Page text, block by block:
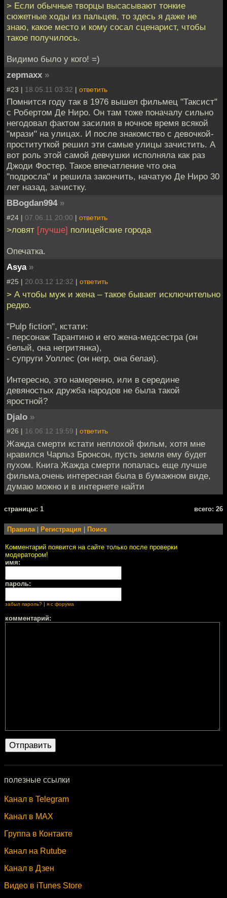
> Если обычные творцы высасывают тонкие
сюжетные ходы из пальцев, то здесь я даже не
знаю, какое место и кому сосал сценарист, чтобы
такое получилось.
Видимо было у кого! =)
zepmaxx »
#23 | 18.05.11 03:32 | ответить
Помнится году так в 1976 вышел фильмец "Таксист"
с Робертом Де Ниро. Он там тоже поначалу сильно
негодовал фактом засилия в ночное время всякой
"мрази" на улицах. И после знакомство с девочкой-
проституткой решил эти самые улицы зачистить. А
вот роль этой самой девчушки исполняла как раз
Джоди Фостер. Такое впечатление что она
"подросла" и решила закончить, начатую Де Ниро 30
лет назад, зачистку.
BBogdan994 »
#24 | 07.06.11 20:00 | ответить
>ловят [лучше] полицейские города
Опечатка.
Asya »
#25 | 20.03.12 12:32 | ответить
> А чтобы муж и жена – такое бывает исключительно
редко.
"Pulp fiction", кстати:
- персонаж Тарантино и его жена-медсестра (он
белый, она негритянка),
- супруги Уоллес (он негр, она белая).
Интересно, это намеренно, или в середине
девяностых дружба народов не была такой
яростной?
Djalo »
#26 | 16.06.12 19:59 | ответить
Жажда смерти кстати неплохой фильм, хотя мне
нравился Чарльз Бронсон, пусть земля ему будет
пухом. Книга Жажда смерти попалась еще лучше
фильма,очень интересная была в бумажном виде,
думаю можно и в интернете найти
cтраницы: 1 всего: 26
Правила | Регистрация | Поиск
Комментарий появится на сайте только после проверки
модератором!
имя:
пароль:
забыл пароль? | я с форума
комментарий:
полезные ссылки
Канал в Telegram
Канал в MAX
Группа в Контакте
Канал на Rutube
Канал в Дзен
Видео в iTunes Store